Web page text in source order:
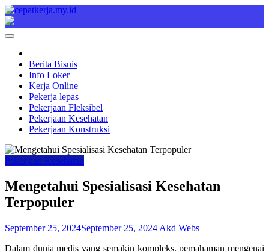
Skip
to
content
Cepat Kerja
Berita Bisnis
Berita Bisnis
Info Loker
Kerja Online
Pekerja lepas
Pekerjaan Fleksibel
Pekerjaan Kesehatan
Pekerjaan Konstruksi
Pekerjaan Kesehatan
Mengetahui Spesialisasi Kesehatan
Terpopuler
September 25, 2024September 25, 2024 Akd Webs
Dalam dunia medis yang semakin kompleks, pemahaman mengenai